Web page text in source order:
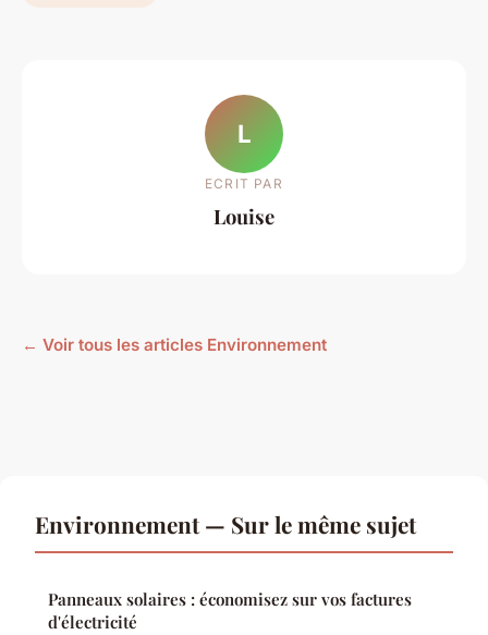
L
ECRIT PAR
Louise
← Voir tous les articles Environnement
Environnement — Sur le même sujet
Panneaux solaires : économisez sur vos factures
d'électricité